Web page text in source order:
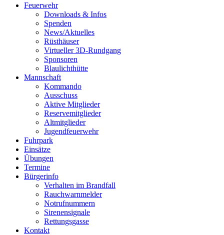
Feuerwehr
Downloads & Infos
Spenden
News/Aktuelles
Rüsthäuser
Virtueller 3D-Rundgang
Sponsoren
Blaulichthütte
Mannschaft
Kommando
Ausschuss
Aktive Mitglieder
Reservemitglieder
Altmitglieder
Jugendfeuerwehr
Fuhrpark
Einsätze
Übungen
Termine
Bürgerinfo
Verhalten im Brandfall
Rauchwarnmelder
Notrufnummern
Sirenensignale
Rettungsgasse
Kontakt